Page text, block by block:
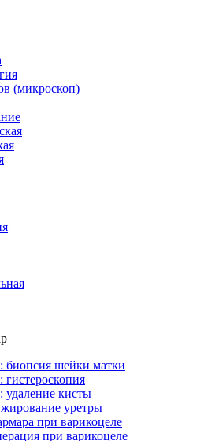
(микроскоп)
биопсия шейки матки
гистероскопия
удаление кисты
уретры
при варикоцеле
при варикоцеле